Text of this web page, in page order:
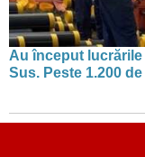
Au început
Sus. Peste 1.200